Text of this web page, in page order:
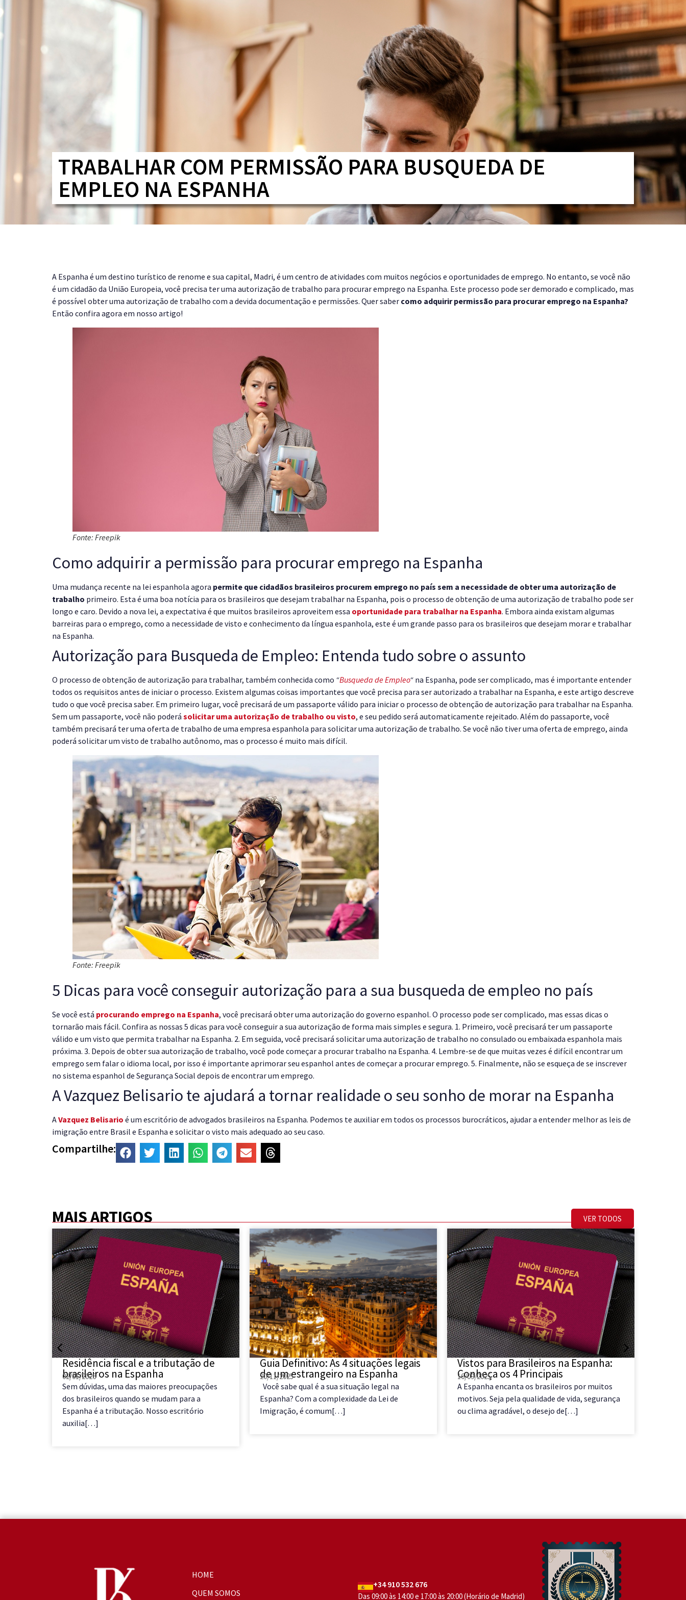
CONTATO
TRABALHAR COM PERMISSÃO PARA BUSQUEDA DE
EMPLEO NA ESPANHA
A Espanha é um destino turístico de renome e sua capital, Madri, é um centro de atividades com muitos negócios e oportunidades de emprego. No entanto, se você não
é um cidadão da União Europeia, você precisa ter uma autorização de trabalho para procurar emprego na Espanha. Este processo pode ser demorado e complicado, mas
é possível obter uma autorização de trabalho com a devida documentação e permissões. Quer saber como adquirir permissão para procurar emprego na Espanha?
Então confira agora em nosso artigo!
Fonte: Freepik
Como adquirir a permissão para procurar emprego na Espanha
Uma mudança recente na lei espanhola agora permite que cidadãos brasileiros procurem emprego no país sem a necessidade de obter uma autorização de
trabalho primeiro. Esta é uma boa notícia para os brasileiros que desejam trabalhar na Espanha, pois o processo de obtenção de uma autorização de trabalho pode ser
longo e caro. Devido a nova lei, a expectativa é que muitos brasileiros aproveitem essa oportunidade para trabalhar na Espanha. Embora ainda existam algumas
barreiras para o emprego, como a necessidade de visto e conhecimento da língua espanhola, este é um grande passo para os brasileiros que desejam morar e trabalhar
na Espanha.
Autorização para Busqueda de Empleo: Entenda tudo sobre o assunto
O processo de obtenção de autorização para trabalhar, também conhecida como “Busqueda de Empleo“ na Espanha, pode ser complicado, mas é importante entender
todos os requisitos antes de iniciar o processo. Existem algumas coisas importantes que você precisa para ser autorizado a trabalhar na Espanha, e este artigo descreve
tudo o que você precisa saber. Em primeiro lugar, você precisará de um passaporte válido para iniciar o processo de obtenção de autorização para trabalhar na Espanha.
Sem um passaporte, você não poderá solicitar uma autorização de trabalho ou visto, e seu pedido será automaticamente rejeitado. Além do passaporte, você
também precisará ter uma oferta de trabalho de uma empresa espanhola para solicitar uma autorização de trabalho. Se você não tiver uma oferta de emprego, ainda
poderá solicitar um visto de trabalho autônomo, mas o processo é muito mais difícil.
Fonte: Freepik
5 Dicas para você conseguir autorização para a sua busqueda de empleo no país
Se você está procurando emprego na Espanha, você precisará obter uma autorização do governo espanhol. O processo pode ser complicado, mas essas dicas o
tornarão mais fácil. Confira as nossas 5 dicas para você conseguir a sua autorização de forma mais simples e segura. 1. Primeiro, você precisará ter um passaporte
válido e um visto que permita trabalhar na Espanha. 2. Em seguida, você precisará solicitar uma autorização de trabalho no consulado ou embaixada espanhola mais
próxima. 3. Depois de obter sua autorização de trabalho, você pode começar a procurar trabalho na Espanha. 4. Lembre-se de que muitas vezes é difícil encontrar um
emprego sem falar o idioma local, por isso é importante aprimorar seu espanhol antes de começar a procurar emprego. 5. Finalmente, não se esqueça de se inscrever
no sistema espanhol de Segurança Social depois de encontrar um emprego.
A Vazquez Belisario te ajudará a tornar realidade o seu sonho de morar na Espanha
AVazquez Belisario é um escritório de advogados brasileiros na Espanha. Podemos te auxiliar em todos os processos burocráticos, ajudar a entender melhor as leis de
imigração entre Brasil e Espanha e solicitar o visto mais adequado ao seu caso.
Compartilhe:
MAIS ARTIGOS VER TODOS
Residência fiscal e a tributação de
brasileiros na Espanha
02/01/2026
Sem dúvidas, uma das maiores preocupações
dos brasileiros quando se mudam para a
Espanha é a tributação. Nosso escritório
auxilia[…]
Guia Definitivo: As 4 situações legais
de um estrangeiro na Espanha
20/11/2025
Você sabe qual é a sua situação legal na
Espanha? Com a complexidade da Lei de
Imigração, é comum[…]
Vistos para Brasileiros na Espanha:
Conheça os 4 Principais
16/09/2025
A Espanha encanta os brasileiros por muitos
motivos. Seja pela qualidade de vida, segurança
ou clima agradável, o desejo de[…]
HOME
QUEM SOMOS
+34 910 532 676
Das 09:00 às 14:00 e 17:00 às 20:00 (Horário de Madrid)